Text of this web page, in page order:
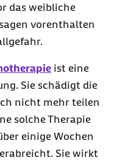
das weibliche
vorenthalten
ist eine
Sie schädigt die
nicht mehr teilen
solche Therapie
einige Wochen
Sie wirkt